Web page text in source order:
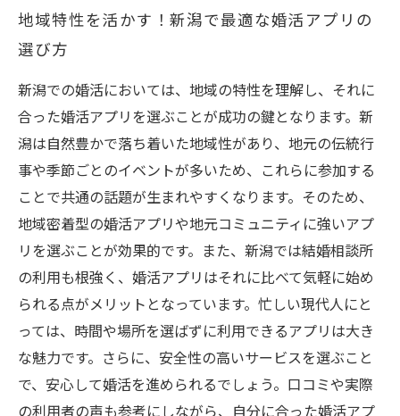
地域特性を活かす！新潟で最適な婚活アプリの
選び方
新潟での婚活においては、地域の特性を理解し、それに
合った婚活アプリを選ぶことが成功の鍵となります。新
潟は自然豊かで落ち着いた地域性があり、地元の伝統行
事や季節ごとのイベントが多いため、これらに参加する
ことで共通の話題が生まれやすくなります。そのため、
地域密着型の婚活アプリや地元コミュニティに強いアプ
リを選ぶことが効果的です。また、新潟では結婚相談所
の利用も根強く、婚活アプリはそれに比べて気軽に始め
られる点がメリットとなっています。忙しい現代人にと
っては、時間や場所を選ばずに利用できるアプリは大き
な魅力です。さらに、安全性の高いサービスを選ぶこと
で、安心して婚活を進められるでしょう。口コミや実際